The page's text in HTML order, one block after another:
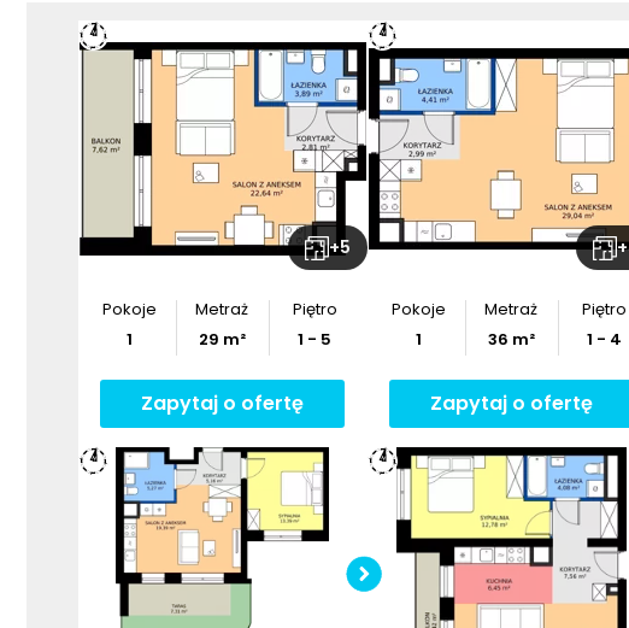
+5
Pokoje
1
Metraż
29 m²
Piętro
1 - 5
Zapytaj o ofertę
+
Pokoje
1
Metraż
36 m²
Piętro
1 - 4
Zapytaj o ofertę
Sprawdź wymiary
mieszkania
Pobierzrzut